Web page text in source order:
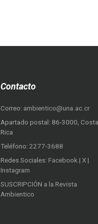
Contacto
Correo: ambientico@una.ac.cr
Apartado postal: 86-3000, Costa
Rica
Teléfono: 2277-3688
Redes Sociales: Facebook | X |
Instagram
SUSCRIPCIÓN a la Revista
Ambientico